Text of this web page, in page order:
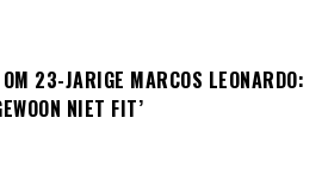
OM 23-JARIGE MARCOS LEONARDO:
NIET FIT’